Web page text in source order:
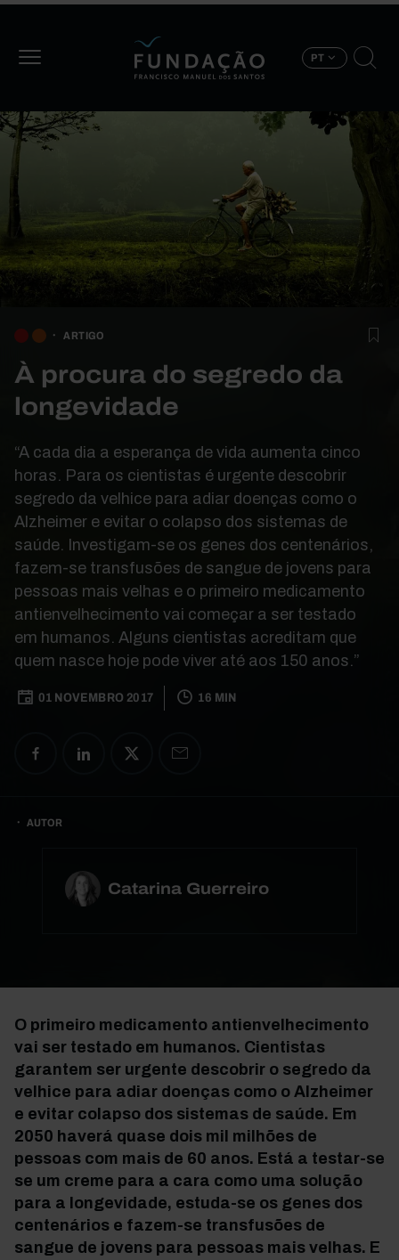
PT
ARTIGO
À procura do segredo da
longevidade
“A cada dia a esperança de vida aumenta cinco
horas. Para os cientistas é urgente descobrir
segredo da velhice para adiar doenças como o
Alzheimer e evitar o colapso dos sistemas de
saúde. Investigam-se os genes dos centenários,
fazem-se transfusões de sangue de jovens para
pessoas mais velhas e o primeiro medicamento
antienvelhecimento vai começar a ser testado
em humanos. Alguns cientistas acreditam que
quem nasce hoje pode viver até aos 150 anos.”
01 NOVEMBRO 2017 16 MIN
AUTOR
Catarina Guerreiro
O primeiro medicamento antienvelhecimento
vai ser testado em humanos. Cientistas
garantem ser urgente descobrir o segredo da
velhice para adiar doenças como o Alzheimer
e evitar colapso dos sistemas de saúde. Em
2050 haverá quase dois mil milhões de
pessoas com mais de 60 anos. Está a testar-se
se um creme para a cara como uma solução
para a longevidade, estuda-se os genes dos
centenários e fazem-se transfusões de
sangue de jovens para pessoas mais velhas. E